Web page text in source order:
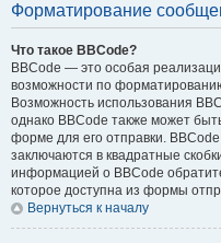
Форматирование
Что такое BBCode?
BBCode — это особая
возможности по
Возможность использования
однако BBCode также может
форме для его отправки.
заключаются в квадратные
информацией о BBCode
которое доступна из формы
Вернуться к началу